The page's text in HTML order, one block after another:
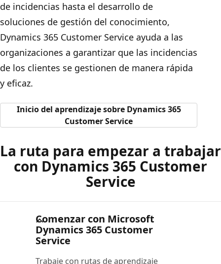
de incidencias hasta el desarrollo de
soluciones de gestión del conocimiento,
Dynamics 365 Customer Service ayuda a las
organizaciones a garantizar que las incidencias
de los clientes se gestionen de manera rápida
y eficaz.
Inicio del aprendizaje sobre Dynamics 365
Customer Service
La ruta para empezar a trabajar
con Dynamics 365 Customer
Service
Comenzar con Microsoft
Dynamics 365 Customer
Service
Trabaje con rutas de aprendizaje